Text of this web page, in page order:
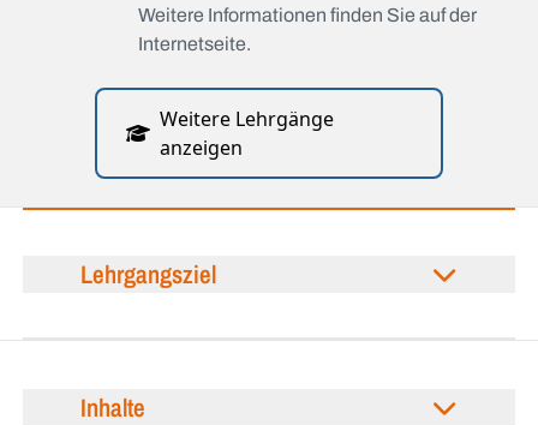
Weitere Informationen finden Sie auf der
Internetseite.
Weitere Lehrgänge
anzeigen
Lehrgangsziel
Inhalte